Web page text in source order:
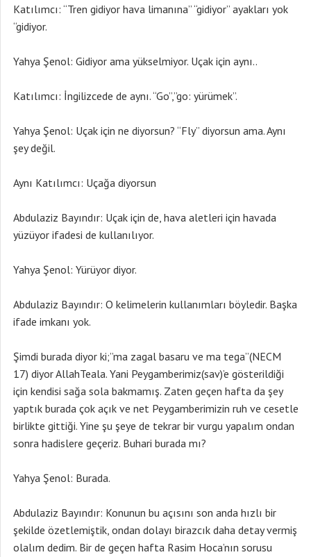
Katılımcı: “Tren gidiyor hava limanına” “gidiyor” ayakları yok
“gidiyor.
Yahya Şenol: Gidiyor ama yükselmiyor. Uçak için aynı..
Katılımcı: İngilizcede de aynı. “Go”,”go: yürümek”.
Yahya Şenol: Uçak için ne diyorsun? “Fly” diyorsun ama. Aynı
şey değil.
Aynı Katılımcı: Uçağa diyorsun
Abdulaziz Bayındır: Uçak için de, hava aletleri için havada
yüzüyor ifadesi de kullanılıyor.
Yahya Şenol: Yürüyor diyor.
Abdulaziz Bayındır: O kelimelerin kullanımları böyledir. Başka
ifade imkanı yok.
Şimdi burada diyor ki;”ma zagal basaru ve ma tega”(NECM
17) diyor AllahTeala. Yani Peygamberimiz(sav)’e gösterildiği
için kendisi sağa sola bakmamış. Zaten geçen hafta da şey
yaptık burada çok açık ve net Peygamberimizin ruh ve cesetle
birlikte gittiği. Yine şu şeye de tekrar bir vurgu yapalım ondan
sonra hadislere geçeriz. Buhari burada mı?
Yahya Şenol: Burada.
Abdulaziz Bayındır: Konunun bu açısını son anda hızlı bir
şekilde özetlemiştik, ondan dolayı birazcık daha detay vermiş
olalım dedim. Bir de geçen hafta Rasim Hoca’nın sorusu